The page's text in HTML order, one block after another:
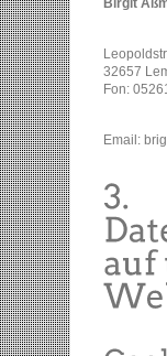
Birgit
32657
Fon:
Email: